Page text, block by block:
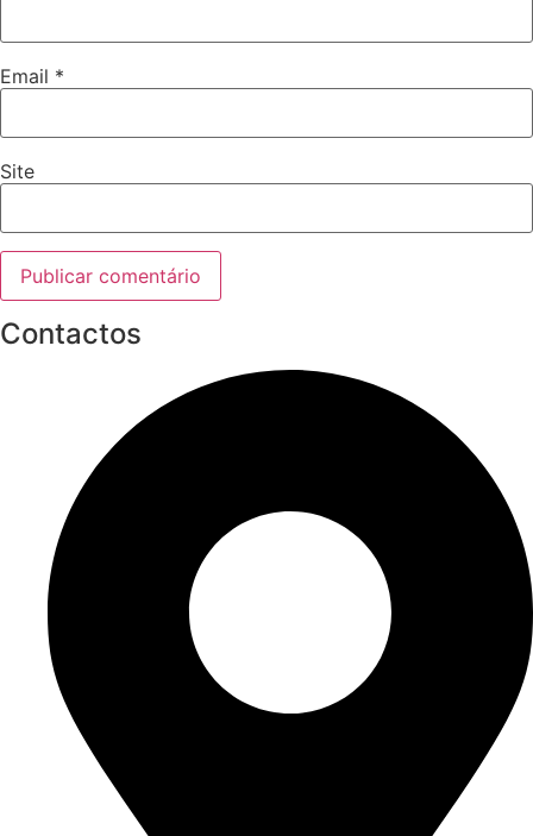
Email *
Site
Contactos